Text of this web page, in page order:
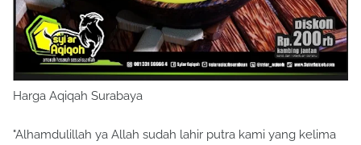
Harga Aqiqah Surabaya
"Alhamdulillah ya Allah sudah lahir putra kami yang kelima